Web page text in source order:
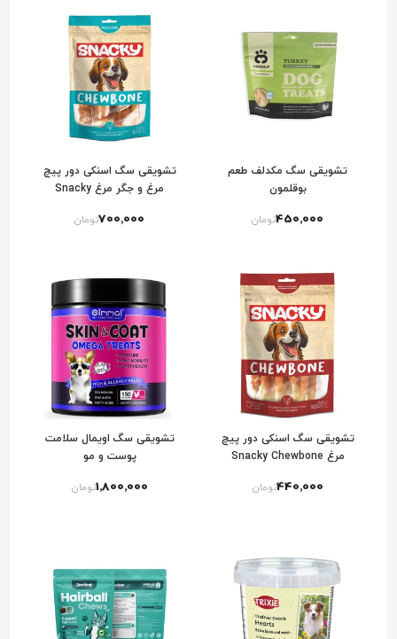
تشویقی سگ مکدلف طعم
بوقلمون
450٬000تومان
تشویقی سگ اسنکی دور پیچ
مرغ و جگر مرغ Snacky
liver
700٬000تومان
تشویقی سگ اسنکی دور پیچ
مرغ Snacky Chewbone
440٬000تومان
تشویقی سگ اویمال سلامت
پوست و مو
1٬800٬000تومان